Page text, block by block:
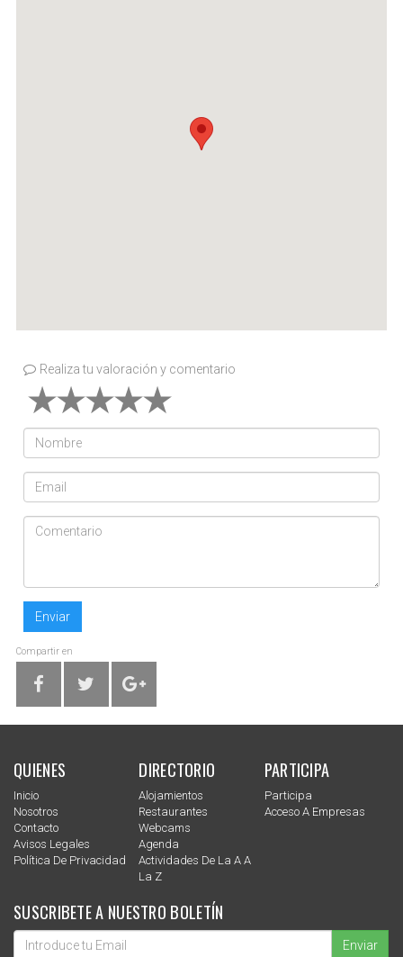
Realiza tu valoración y comentario
Enviar
Compartir en
QUIENES
Inicio
Nosotros
Contacto
Avisos Legales
Política De Privacidad
DIRECTORIO
Alojamientos
Restaurantes
Webcams
Agenda
Actividades De La A A
La Z
PARTICIPA
Participa
Acceso A Empresas
SUSCRIBETE A NUESTRO BOLETÍN
Enviar